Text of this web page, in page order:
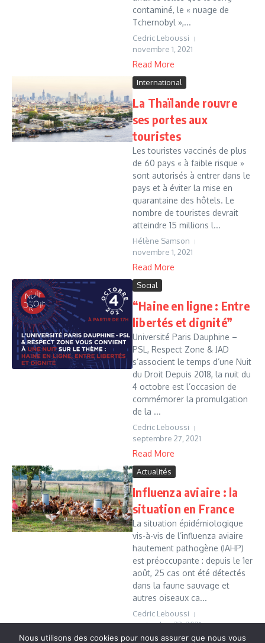
contaminé, le « nuage de
Tchernobyl »,...
Cedric Leboussi
novembre 1, 2021
Read More
International
La Thaïlande rouvre
ses portes aux
touristes
Les touristes vaccinés de plus
de 60 pays « à faible risque »
sont autorisés à entrer dans le
pays et à éviter la mise en
quarantaine des hôtels. Le
nombre de touristes devrait
atteindre 15 millions l...
Hélène Samson
novembre 1, 2021
Read More
Social
“Haine en ligne : Entre
libertés et dignité”
Université Paris Dauphine –
PSL, Respect Zone & JAD
s’associent le temps d’une Nuit
du Droit Depuis 2018, la nuit du
4 octobre est l’occasion de
commémorer la promulgation
de la ...
Cedric Leboussi
septembre 27, 2021
Read More
Actualités
Influenza aviaire : la
situation en France
La situation épidémiologique
vis-à-vis de l’influenza aviaire
hautement pathogène (IAHP)
est préoccupante : depuis le 1er
août, 25 cas ont été détectés
dans la faune sauvage et
autres oiseaux ca...
Cedric Leboussi
septembre 22, 2021
Read More
Nous utilisons des cookies pour nous assurer que nous vous